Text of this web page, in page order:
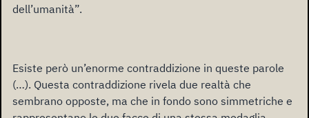
dell’umanità”.
Esiste però un’enorme contraddizione in queste parole
(…). Questa contraddizione rivela due realtà che
sembrano opposte, ma che in fondo sono simmetriche e